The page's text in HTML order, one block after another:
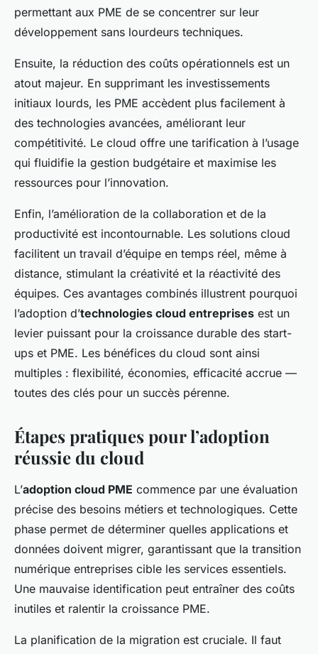
permettant aux PME de se concentrer sur leur
développement sans lourdeurs techniques.
Ensuite, la réduction des coûts opérationnels est un
atout majeur. En supprimant les investissements
initiaux lourds, les PME accèdent plus facilement à
des technologies avancées, améliorant leur
compétitivité. Le cloud offre une tarification à l’usage
qui fluidifie la gestion budgétaire et maximise les
ressources pour l’innovation.
Enfin, l’amélioration de la collaboration et de la
productivité est incontournable. Les solutions cloud
facilitent un travail d’équipe en temps réel, même à
distance, stimulant la créativité et la réactivité des
équipes. Ces avantages combinés illustrent pourquoi
l’adoption d’technologies cloud entreprises est un
levier puissant pour la croissance durable des start-
ups et PME. Les bénéfices du cloud sont ainsi
multiples : flexibilité, économies, efficacité accrue —
toutes des clés pour un succès pérenne.
Étapes pratiques pour l’adoption
réussie du cloud
L’adoption cloud PME commence par une évaluation
précise des besoins métiers et technologiques. Cette
phase permet de déterminer quelles applications et
données doivent migrer, garantissant que la transition
numérique entreprises cible les services essentiels.
Une mauvaise identification peut entraîner des coûts
inutiles et ralentir la croissance PME.
La planification de la migration est cruciale. Il faut